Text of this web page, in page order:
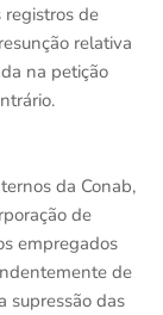
registros de
relativa
na petição
da Conab,
de
empregados
de
supressão das